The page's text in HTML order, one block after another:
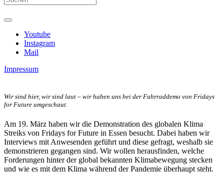
Youtube
Instagram
Mail
Impressum
Wir sind hier, wir sind laut – wir haben uns bei der Fahrraddemo von Fridays
for Future umgeschaut.
Am 19. März haben wir die Demonstration des globalen Klima
Streiks von Fridays for Future in Essen besucht. Dabei haben wir
Interviews mit Anwesenden geführt und diese gefragt, weshalb sie
demonstrieren gegangen sind. Wir wollen herausfinden, welche
Forderungen hinter der global bekannten Klimabewegung stecken
und wie es mit dem Klima während der Pandemie überhaupt steht.